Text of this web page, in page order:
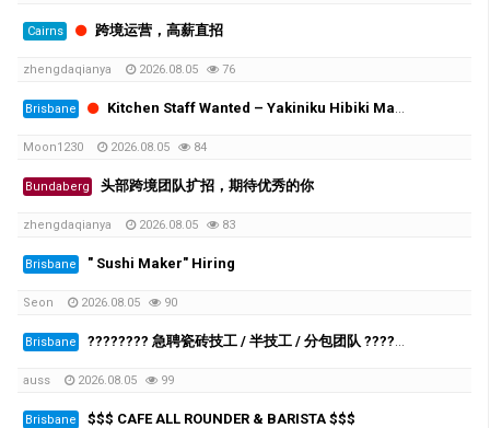
Cairns 跨境运营，高薪直招
zhengdaqianya 2026.08.05 76
Brisbane Kitchen Staff Wanted – Yakiniku Hibiki Mango Hill
Moon1230 2026.08.05 84
Bundaberg 头部跨境团队扩招，期待优秀的你
zhengdaqianya 2026.08.05 83
Brisbane " Sushi Maker" Hiring
Seon 2026.08.05 90
Brisbane ???????? 急聘瓷砖技工 / 半技工 / 分包团队 ????????
auss 2026.08.05 99
Brisbane $$$ CAFE ALL ROUNDER & BARISTA $$$